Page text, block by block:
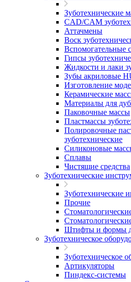
Зуботехнические
CAD/CAM
Аттачмены
Воск
Вспомогательные
Гипсы
Жидкости и лаки
Зубы акриловые
Изготовление
Керамические
Материалы для
Паковочные массы
Пластмассы
Полировочные
зуботехнические
Силиконовые
Сплавы
Чистящие средства
Зуботехнические
Зуботехнические
Прочие
Штифты и формы
Зуботехническое
Зуботехническое
Артикуляторы
Пиндекс-системы